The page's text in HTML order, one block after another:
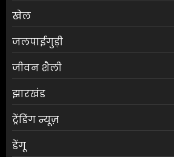
खेल
जलपाईगुड़ी
जीवन शैली
झारखंड
ट्रेंडिंग न्यूज़
डेंगू